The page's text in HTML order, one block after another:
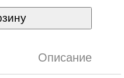
Описание